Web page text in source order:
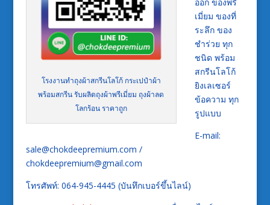
โรงงานทำถุงผ้าสกรีนโลโก้ กระเปป๋าผ้า
พร้อมสกรีน รับผลิตถุงผ้าพรีเมี่ยม ถุงผ้าลด
โลกร้อน ราคาถูก
ออก ของพรี
เมี่ยม ของที่
ระลึก ของ
ชำร่วย ทุก
ชนิด พร้อม
สกรีนโลโก้
ยิงเลเซอร์
ข้อความ ทุก
รูปแบบ
E-mail:
sale@chokdeepremium.com /
chokdeepremium@gmail.com
โทรศัพท์: 064-945-4445 (บันทึกเบอร์ขึ้นไลน์)